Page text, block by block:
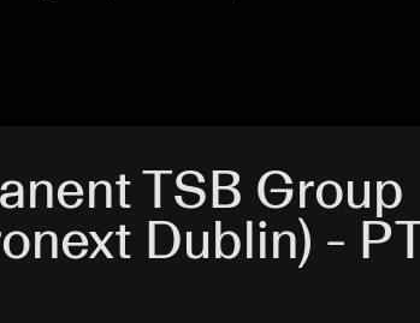
TSB Group
Dublin) -